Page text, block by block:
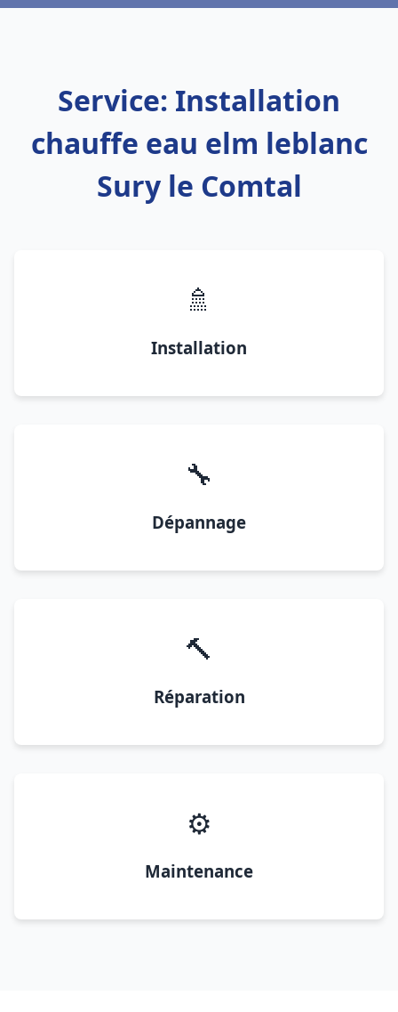
Service: Installation
chauffe eau elm leblanc
Sury le Comtal
🚿
Installation
🔧
Dépannage
🔨
Réparation
⚙️
Maintenance